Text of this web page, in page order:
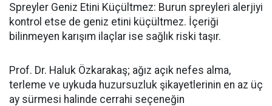
Spreyler Geniz Etini Küçültmez: Burun spreyleri alerjiyi
kontrol etse de geniz etini küçültmez. İçeriği
bilinmeyen karışım ilaçlar ise sağlık riski taşır.
Prof. Dr. Haluk Özkarakaş; ağız açık nefes alma,
terleme ve uykuda huzursuzluk şikayetlerinin en az üç
ay sürmesi halinde cerrahi seçeneğin